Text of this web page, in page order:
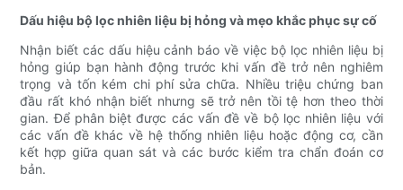
Dấu hiệu bộ lọc nhiên liệu bị hỏng và mẹo khắc phục sự cố
Nhận biết các dấu hiệu cảnh báo về việc bộ lọc nhiên liệu bị
hỏng giúp bạn hành động trước khi vấn đề trở nên nghiêm
trọng và tốn kém chi phí sửa chữa. Nhiều triệu chứng ban
đầu rất khó nhận biết nhưng sẽ trở nên tồi tệ hơn theo thời
gian. Để phân biệt được các vấn đề về bộ lọc nhiên liệu với
các vấn đề khác về hệ thống nhiên liệu hoặc động cơ, cần
kết hợp giữa quan sát và các bước kiểm tra chẩn đoán cơ
bản.